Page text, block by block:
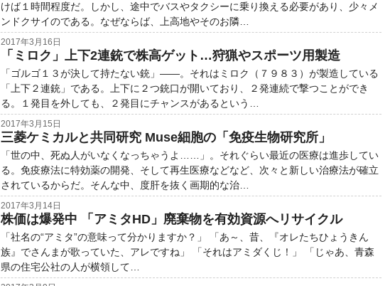
けば１時間程度だ。しかし、途中でバスやタクシーに乗り換える必要があり、少々メ
ンドクサイのである。なぜならば、上高地やそのお隣…
2017年3月16日
「ミロク」上下2連銃で株高ゲット…狩猟やスポーツ用製造
「ゴルゴ１３が決して持たない銃」――。それはミロク（７９８３）が製造している
「上下２連銃」である。上下に２つ銃口が開いており、２発連続で撃つことができ
る。１発目を外しても、２発目にチャンスがあるという…
2017年3月15日
三菱ケミカルと共同研究 Muse細胞の「免疫生物研究所」
「世の中、死ぬ人がいなくなっちゃうよ……」。それぐらい最近の医療は進歩してい
る。免疫療法に特効薬の開発、そして再生医療などなど、次々と新しい治療法が確立
されているからだ。そんな中、度肝を抜く画期的な治…
2017年3月14日
株価は爆発中 「アミタHD」廃棄物を有効資源へリサイクル
「社名の“アミタ”の意味って分かりますか？」 「あ～、昔、『オレたちひょうきん
族』でさんまが歌っていた、アレですね」 「それはアミダくじ！」 「じゃあ、青森
県の住宅公社の人が横領して…